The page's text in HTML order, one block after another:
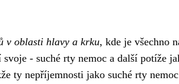
v oblasti hlavy a krku, kde je všechno
svoje - suché rty nemoc a další potíže
ty nepříjemnosti jako suché rty